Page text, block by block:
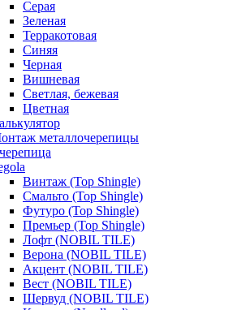
Серая
Зеленая
Терракотовая
Синяя
Черная
Вишневая
Светлая, бежевая
Цветная
металлочерепицы
Винтаж (Top Shingle)
Смальто (Top Shingle)
Футуро (Top Shingle)
Премьер (Top Shingle)
Лофт (NOBIL TILE)
Верона (NOBIL TILE)
Акцент (NOBIL TILE)
Вест (NOBIL TILE)
Шервуд (NOBIL TILE)